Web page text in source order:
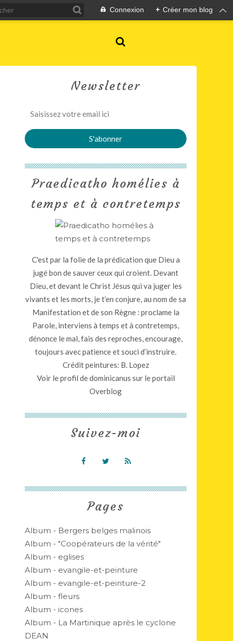
Connexion + Créer mon blog
Newsletter
Pages
Album - Bergers belges malinois
Album - "Coopérateurs de la vérité"
Album - eglises
Album - evangile-et-peinture
Album - evangile-et-peinture-2
Album - fleurs
Album - icones
Album - La Martinique après le cyclone
DEAN
Praedicatho homélies à
temps et à contretemps
C'est par la folie de la prédication que Dieu a
jugé bon de sauver ceux qui croient. Devant
Dieu, et devant le Christ Jésus qui va juger les
vivants et les morts, je t’en conjure, au nom de sa
Manifestation et de son Règne : proclame la
Parole, interviens à temps et à contretemps,
dénonce le mal, fais des reproches, encourage,
toujours avec patience et souci d’instruire.
Crédit peintures: B. Lopez
Voir le profil dedominicanus sur le portail
Overblog
Suivez-moi